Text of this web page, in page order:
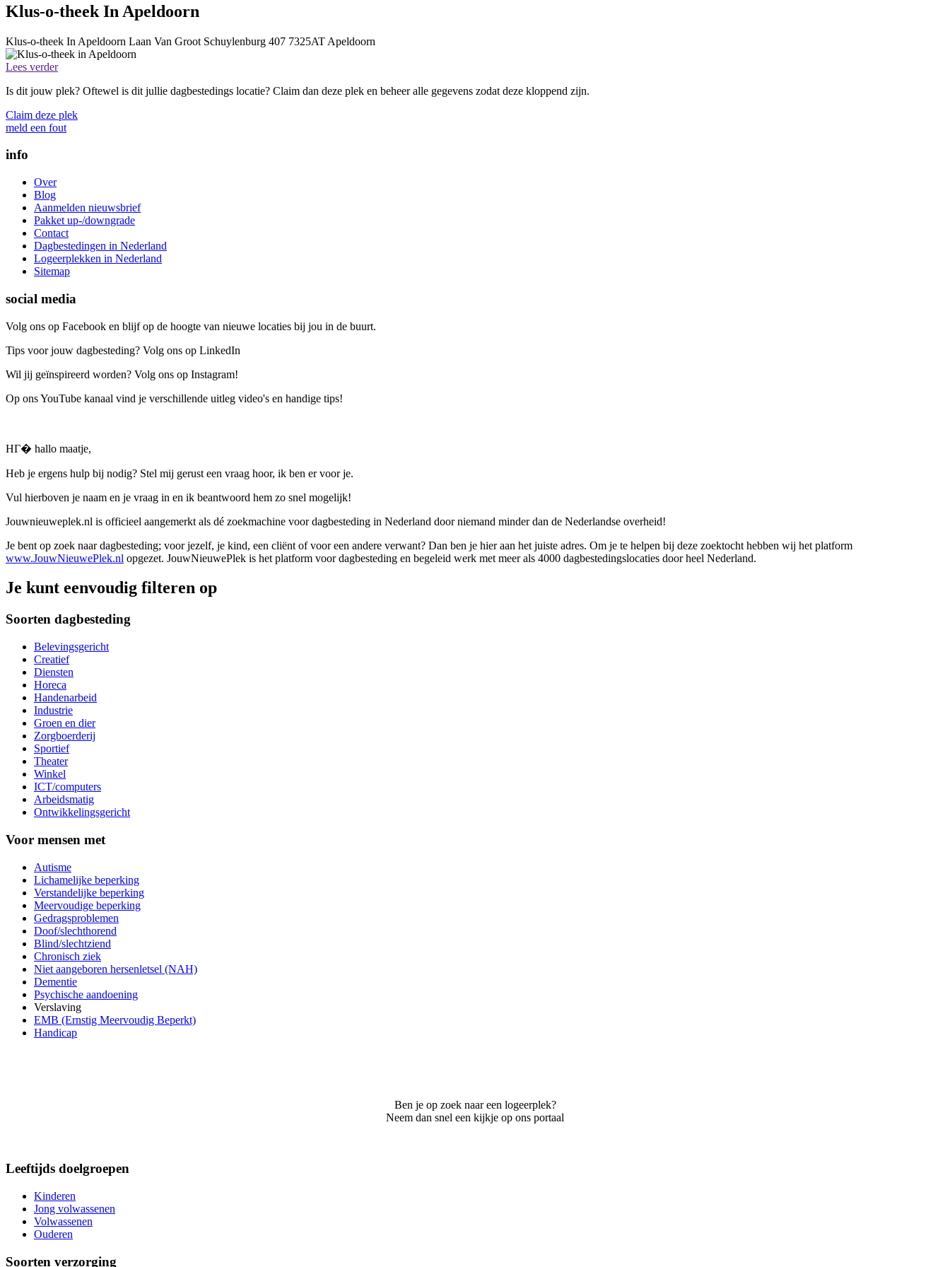
Klus-o-theek In Apeldoorn
Klus-o-theek In Apeldoorn Laan Van Groot Schuylenburg 407 7325AT Apeldoorn
Lees verder
Is dit jouw plek? Oftewel is dit jullie dagbestedings locatie? Claim dan deze plek en beheer alle gegevens zodat deze kloppend zijn.
Claim deze plek
meld een fout
info
Over
Blog
Aanmelden nieuwsbrief
Pakket up-/downgrade
Contact
Dagbestedingen in Nederland
Logeerplekken in Nederland
Sitemap
social media
Volg ons op Facebook en blijf op de hoogte van nieuwe locaties bij jou in de buurt.
Tips voor jouw dagbesteding? Volg ons op LinkedIn
Wil jij geïnspireerd worden? Volg ons op Instagram!
Op ons YouTube kanaal vind je verschillende uitleg video's en handige tips!
HГ� hallo maatje,
Heb je ergens hulp bij nodig? Stel mij gerust een vraag hoor, ik ben er voor je.
Vul hierboven je naam en je vraag in en ik beantwoord hem zo snel mogelijk!
Jouwnieuweplek.nl is officieel aangemerkt als dé zoekmachine voor dagbesteding in Nederland door niemand minder dan de Nederlandse overheid!
Je bent op zoek naar dagbesteding; voor jezelf, je kind, een cliënt of voor een andere verwant? Dan ben je hier aan het juiste adres. Om je te helpen bij deze zoektocht hebben wij het platform
www.JouwNieuwePlek.nl opgezet. JouwNieuwePlek is het platform voor dagbesteding en begeleid werk met meer als 4000 dagbestedingslocaties door heel Nederland.
Je kunt eenvoudig filteren op
Soorten dagbesteding
Belevingsgericht
Creatief
Diensten
Horeca
Handenarbeid
Industrie
Groen en dier
Zorgboerderij
Sportief
Theater
Winkel
ICT/computers
Arbeidsmatig
Ontwikkelingsgericht
Voor mensen met
Autisme
Lichamelijke beperking
Verstandelijke beperking
Meervoudige beperking
Gedragsproblemen
Doof/slechthorend
Blind/slechtziend
Chronisch ziek
Niet aangeboren hersenletsel (NAH)
Dementie
Psychische aandoening
Verslaving
EMB (Ernstig Meervoudig Beperkt)
Handicap
Ben je op zoek naar een logeerplek?
Neem dan snel een kijkje op ons portaal
Leeftijds doelgroepen
Kinderen
Jong volwassenen
Volwassenen
Ouderen
Soorten verzorging